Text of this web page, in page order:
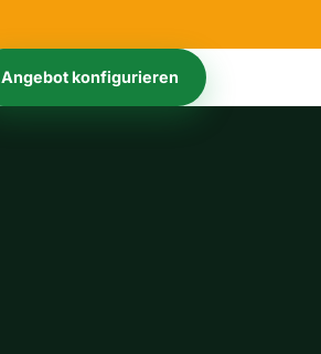
Angebot konfigurieren